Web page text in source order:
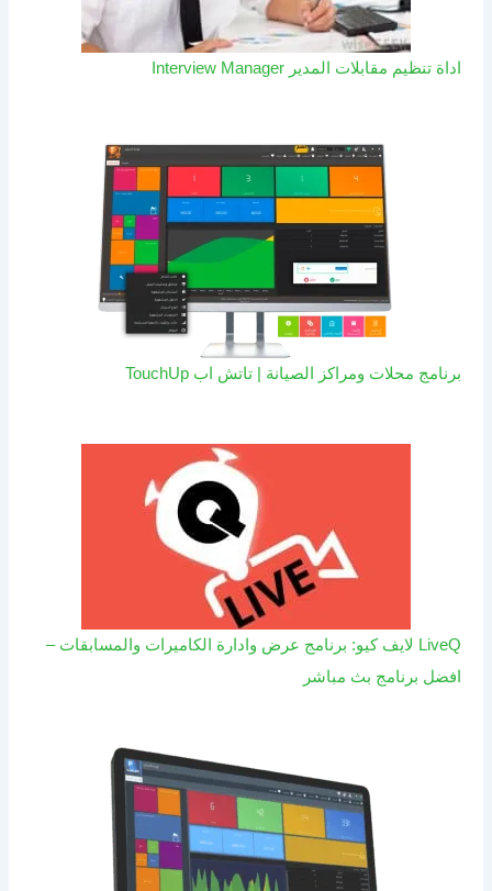
اداة تنظيم مقابلات المدير Interview Manager
برنامج محلات ومراكز الصيانة | تاتش اب TouchUp
LiveQ لايف كيو: برنامج عرض وادارة الكاميرات والمسابقات –
افضل برنامج بث مباشر